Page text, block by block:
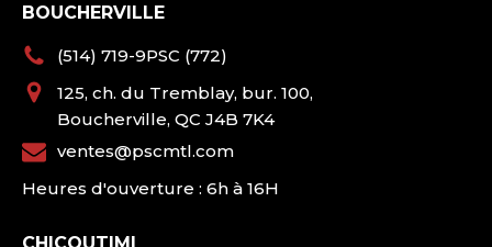
BOUCHERVILLE
(514) 719-9PSC (772)
125, ch. du Tremblay, bur. 100,
Boucherville, QC J4B 7K4
ventes@pscmtl.com
Heures d'ouverture : 6h à 16H